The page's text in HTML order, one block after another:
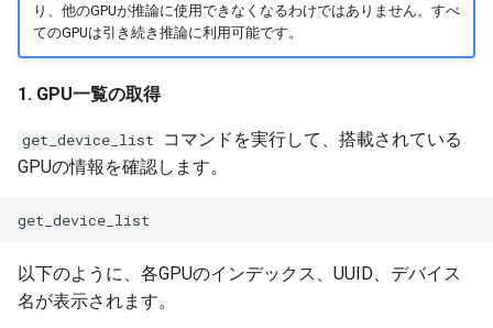
り、他のGPUが推論に使用できなくなるわけではありません。すべ
てのGPUは引き続き推論に利用可能です。
1. GPU一覧の取得
get_device_list
コマンドを実行して、搭載されている
GPUの情報を確認します。
以下のように、各GPUのインデックス、UUID、デバイス
名が表示されます。